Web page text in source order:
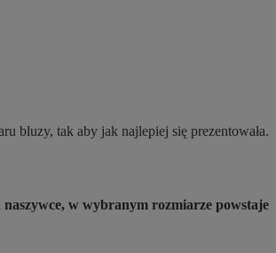
bluzy, tak aby jak najlepiej się prezentowała.
w wybranym rozmiarze powstaje